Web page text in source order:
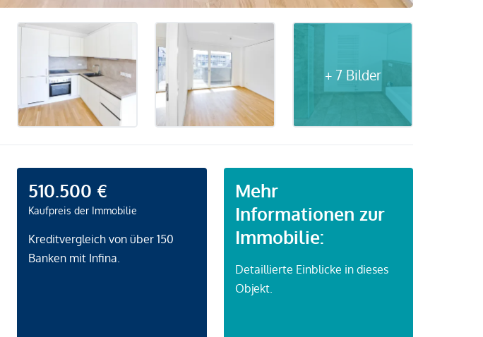
+ 7 Bilder
510.500 €
Kaufpreis der Immobilie
Kreditvergleich von über 150
Banken mit Infina.
Mehr
Informationen zur
Immobilie:
Detaillierte Einblicke in dieses
Objekt.